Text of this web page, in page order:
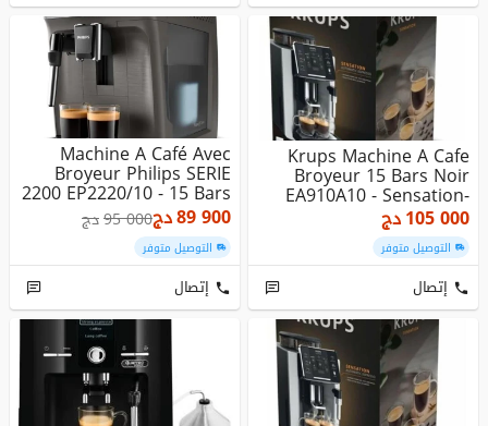
Krups Machine A Cafe
Broyeur 15 Bars Noir
EA910A10 - Sensation-
Interfa...
105 000دج
التوصيل متوفر
إتصال
Machine A Café Avec
Broyeur Philips SERIE
2200 EP2220/10 - 15 Bars
- 1...
89 900دج95 000دج
التوصيل متوفر
إتصال